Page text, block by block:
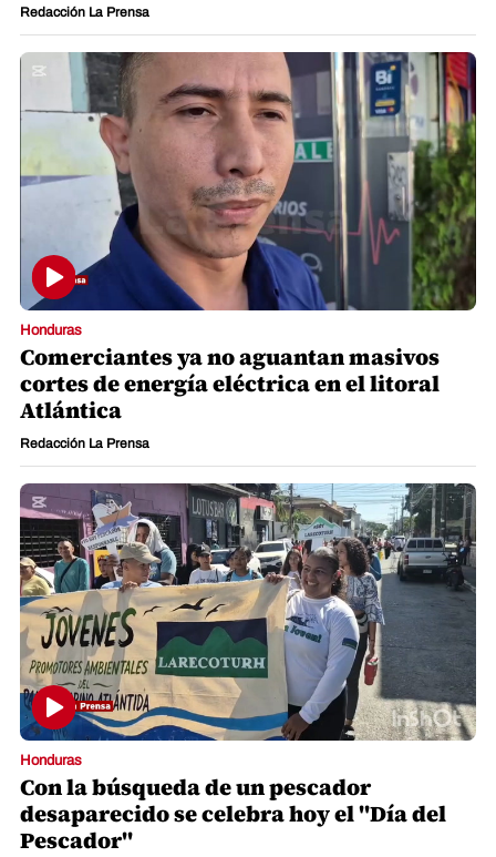
Redacción La Prensa
Honduras
Comerciantes ya no aguantan masivos
cortes de energía eléctrica en el litoral
Atlántica
Redacción La Prensa
Honduras
Con la búsqueda de un pescador
desaparecido se celebra hoy el "Día del
Pescador"